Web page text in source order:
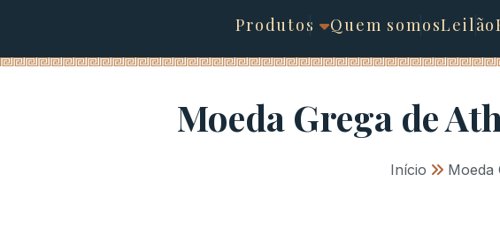
Produtos Quem somosLeilão
Moeda Grega de
Início » Moeda